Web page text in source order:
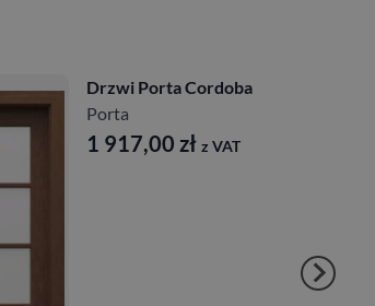
Drzwi Porta Cordoba
Porta
1 917,00 zł z VAT